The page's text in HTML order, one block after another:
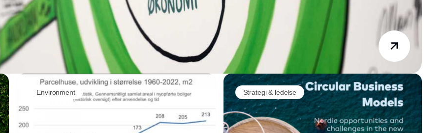
Environment Strategi & ledelse